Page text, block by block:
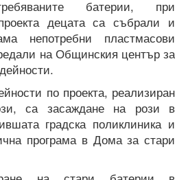
батерии, при
децата са събрали и
непотребни пластмасови
на Общинския център за
по проекта, реализиран
са засаждане на рози в
градска поликлиника и
програма в Дома за стари